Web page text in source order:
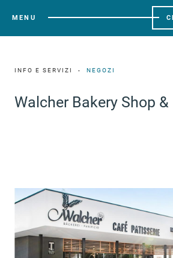
MENU
INFO E SERVIZI NEGOZI
Walcher Bakery Shop &